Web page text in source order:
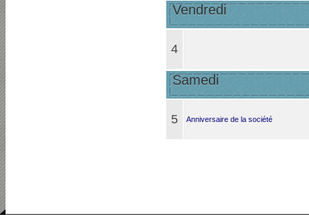
Vendredi
4
Samedi
5 Anniversaire de la société